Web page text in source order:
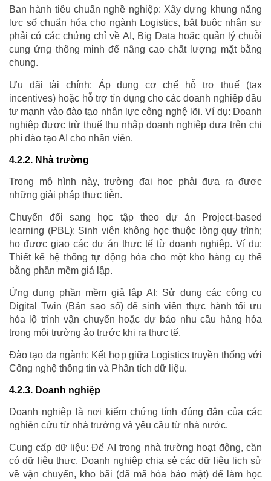
Ban hành tiêu chuẩn nghề nghiệp: Xây dựng khung năng
lực số chuẩn hóa cho ngành Logistics, bắt buộc nhân sự
phải có các chứng chỉ về AI, Big Data hoặc quản lý chuỗi
cung ứng thông minh để nâng cao chất lượng mặt bằng
chung.
Ưu đãi tài chính: Áp dụng cơ chế hỗ trợ thuế (tax
incentives) hoặc hỗ trợ tín dụng cho các doanh nghiệp đầu
tư mạnh vào đào tạo nhân lực công nghệ lõi. Ví dụ: Doanh
nghiệp được trừ thuế thu nhập doanh nghiệp dựa trên chi
phí đào tạo AI cho nhân viên.
4.2.2. Nhà trường
Trong mô hình này, trường đại học phải đưa ra được
những giải pháp thực tiễn.
Chuyển đổi sang học tập theo dự án Project-based
learning (PBL): Sinh viên không học thuộc lòng quy trình;
họ được giao các dự án thực tế từ doanh nghiệp. Ví dụ:
Thiết kế hệ thống tự động hóa cho một kho hàng cụ thể
bằng phần mềm giả lập.
Ứng dụng phần mềm giả lập AI: Sử dụng các công cụ
Digital Twin (Bản sao số) để sinh viên thực hành tối ưu
hóa lộ trình vận chuyển hoặc dự báo nhu cầu hàng hóa
trong môi trường ảo trước khi ra thực tế.
Đào tạo đa ngành: Kết hợp giữa Logistics truyền thống với
Công nghệ thông tin và Phân tích dữ liệu.
4.2.3. Doanh nghiệp
Doanh nghiệp là nơi kiểm chứng tính đúng đắn của các
nghiên cứu từ nhà trường và yêu cầu từ nhà nước.
Cung cấp dữ liệu: Để AI trong nhà trường hoạt động, cần
có dữ liệu thực. Doanh nghiệp chia sẻ các dữ liệu lịch sử
về vận chuyển, kho bãi (đã mã hóa bảo mật) để làm học